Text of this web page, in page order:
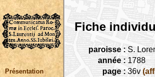
Présentation
Fiche
paroisse : S.
année : 1788
page : 36v